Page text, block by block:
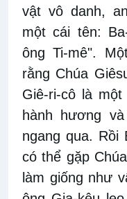
vật vô danh,
một cái tên:
ông Ti-mê".
rằng Chúa
Giê-ri-cô là
hành hương
ngang qua. Rồi
có thể gặp
làm giống như